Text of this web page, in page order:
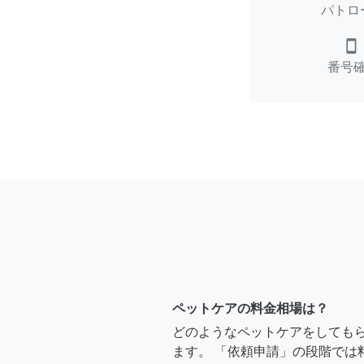
パトロ
smartphone
番号
ペットケアの料金相場は？
どのようなペットケアをしても
ます。 「依頼申請」の段階で